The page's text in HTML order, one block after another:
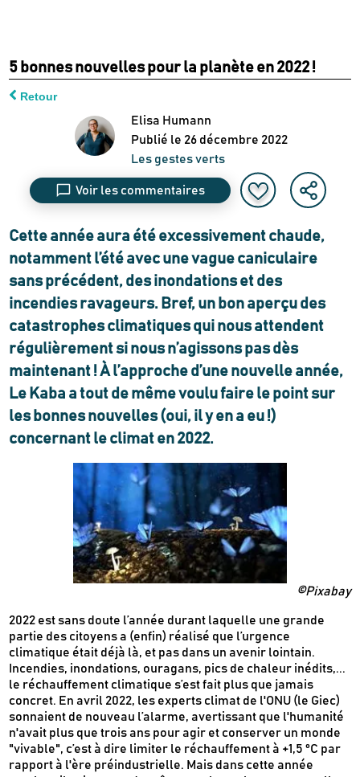
5 bonnes nouvelles pour la planète en 2022 !
Retour
Elisa Humann
Publié le 26 décembre 2022
Les gestes verts
Voir les commentaires
Cette année aura été excessivement chaude,
notamment l’été avec une vague caniculaire
sans précédent, des inondations et des
incendies ravageurs. Bref, un bon aperçu des
catastrophes climatiques qui nous attendent
régulièrement si nous n’agissons pas dès
maintenant ! À l’approche d’une nouvelle année,
Le Kaba a tout de même voulu faire le point sur
les bonnes nouvelles (oui, il y en a eu !)
concernant le climat en 2022.
©Pixabay
2022 est sans doute l’année durant laquelle une grande
partie des citoyens a (enfin) réalisé que l’urgence
climatique était déjà là, et pas dans un avenir lointain.
Incendies, inondations, ouragans, pics de chaleur inédits,...
le réchauffement climatique s’est fait plus que jamais
concret. En avril 2022, les experts climat de l'ONU (le Giec)
sonnaient de nouveau l’alarme, avertissant que l'humanité
n'avait plus que trois ans pour agir et conserver un monde
"vivable", c’est à dire limiter le réchauffement à +1,5 °C par
rapport à l'ère préindustrielle. Mais dans cette année